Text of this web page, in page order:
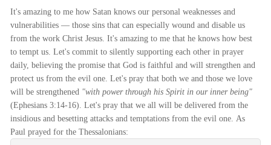
It's amazing to me how Satan knows our personal weaknesses and
vulnerabilities — those sins that can especially wound and disable us
from the work Christ Jesus. It's amazing to me that he knows how best
to tempt us. Let's commit to silently supporting each other in prayer
daily, believing the promise that God is faithful and will strengthen and
protect us from the evil one. Let's pray that both we and those we love
will be strengthened "with power through his Spirit in our inner being"
(Ephesians 3:14-16). Let's pray that we all will be delivered from the
insidious and besetting attacks and temptations from the evil one. As
Paul prayed for the Thessalonians: